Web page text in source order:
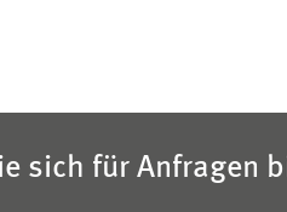
sich für Anfragen